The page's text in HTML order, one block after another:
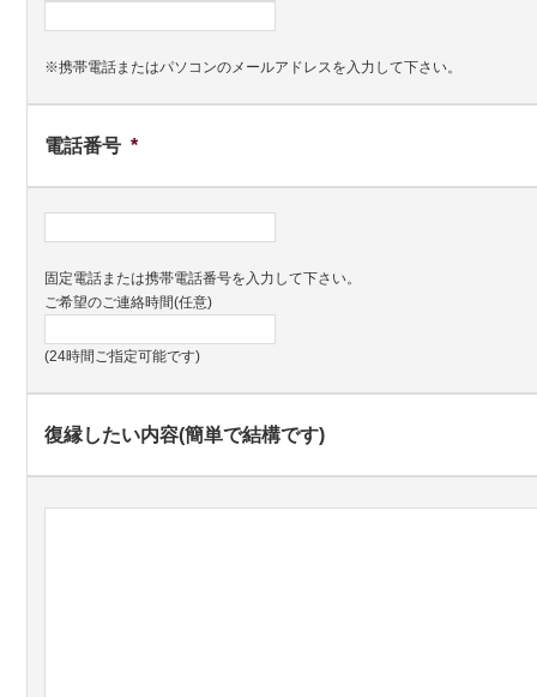
※携帯電話またはパソコンのメールアドレスを入力して下さい。
電話番号 *
固定電話または携帯電話番号を入力して下さい。
ご希望のご連絡時間(任意)
(24時間ご指定可能です)
復縁したい内容(簡単で結構です)